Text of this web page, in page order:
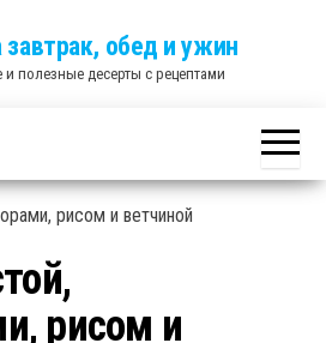
обед и ужин
и полезные десерты с рецептами
рисом и